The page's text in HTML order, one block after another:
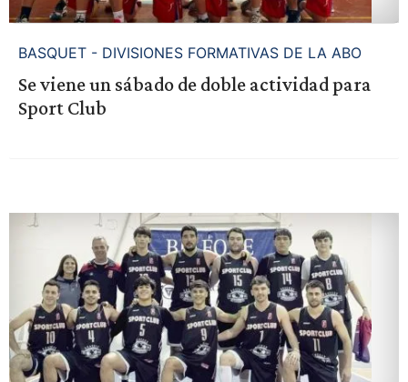
BASQUET - DIVISIONES FORMATIVAS DE LA ABO
Se viene un sábado de doble actividad para
Sport Club